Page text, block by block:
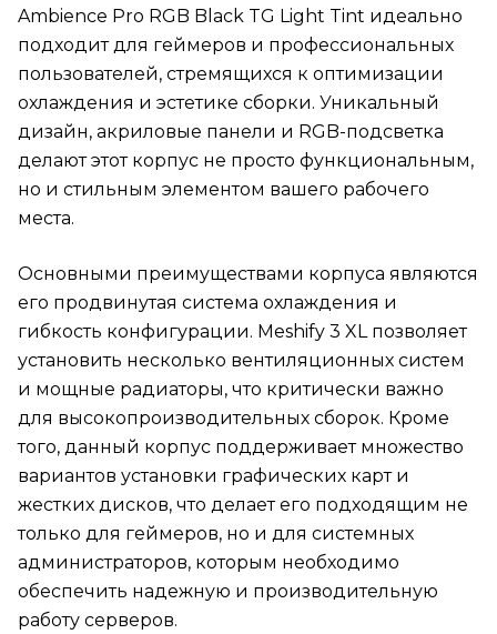
Ambience Pro RGB Black TG Light Tint идеально
подходит для геймеров и профессиональных
пользователей, стремящихся к оптимизации
охлаждения и эстетике сборки. Уникальный
дизайн, акриловые панели и RGB-подсветка
делают этот корпус не просто функциональным,
но и стильным элементом вашего рабочего
места.
Основными преимуществами корпуса являются
его продвинутая система охлаждения и
гибкость конфигурации. Meshify 3 XL позволяет
установить несколько вентиляционных систем
и мощные радиаторы, что критически важно
для высокопроизводительных сборок. Кроме
того, данный корпус поддерживает множество
вариантов установки графических карт и
жестких дисков, что делает его подходящим не
только для геймеров, но и для системных
администраторов, которым необходимо
обеспечить надежную и производительную
работу серверов.